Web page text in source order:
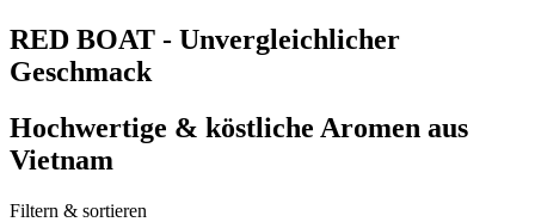
RED BOAT - Unvergleichlicher
Geschmack
Hochwertige & köstliche Aromen aus
Vietnam
Filtern & sortieren